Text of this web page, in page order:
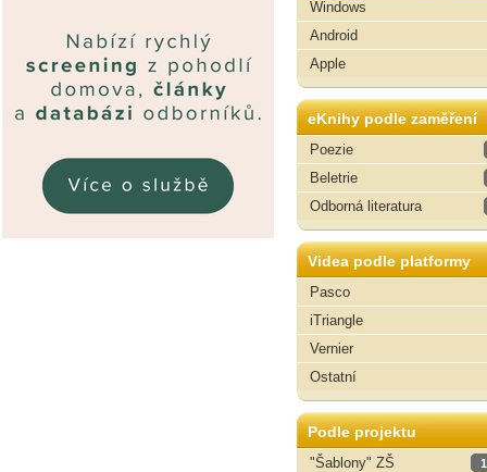
Windows
Android
Apple
eKnihy podle zaměření
Poezie
Beletrie
Odborná literatura
Videa podle platformy
Pasco
iTriangle
Vernier
Ostatní
Podle projektu
"Šablony" ZŠ